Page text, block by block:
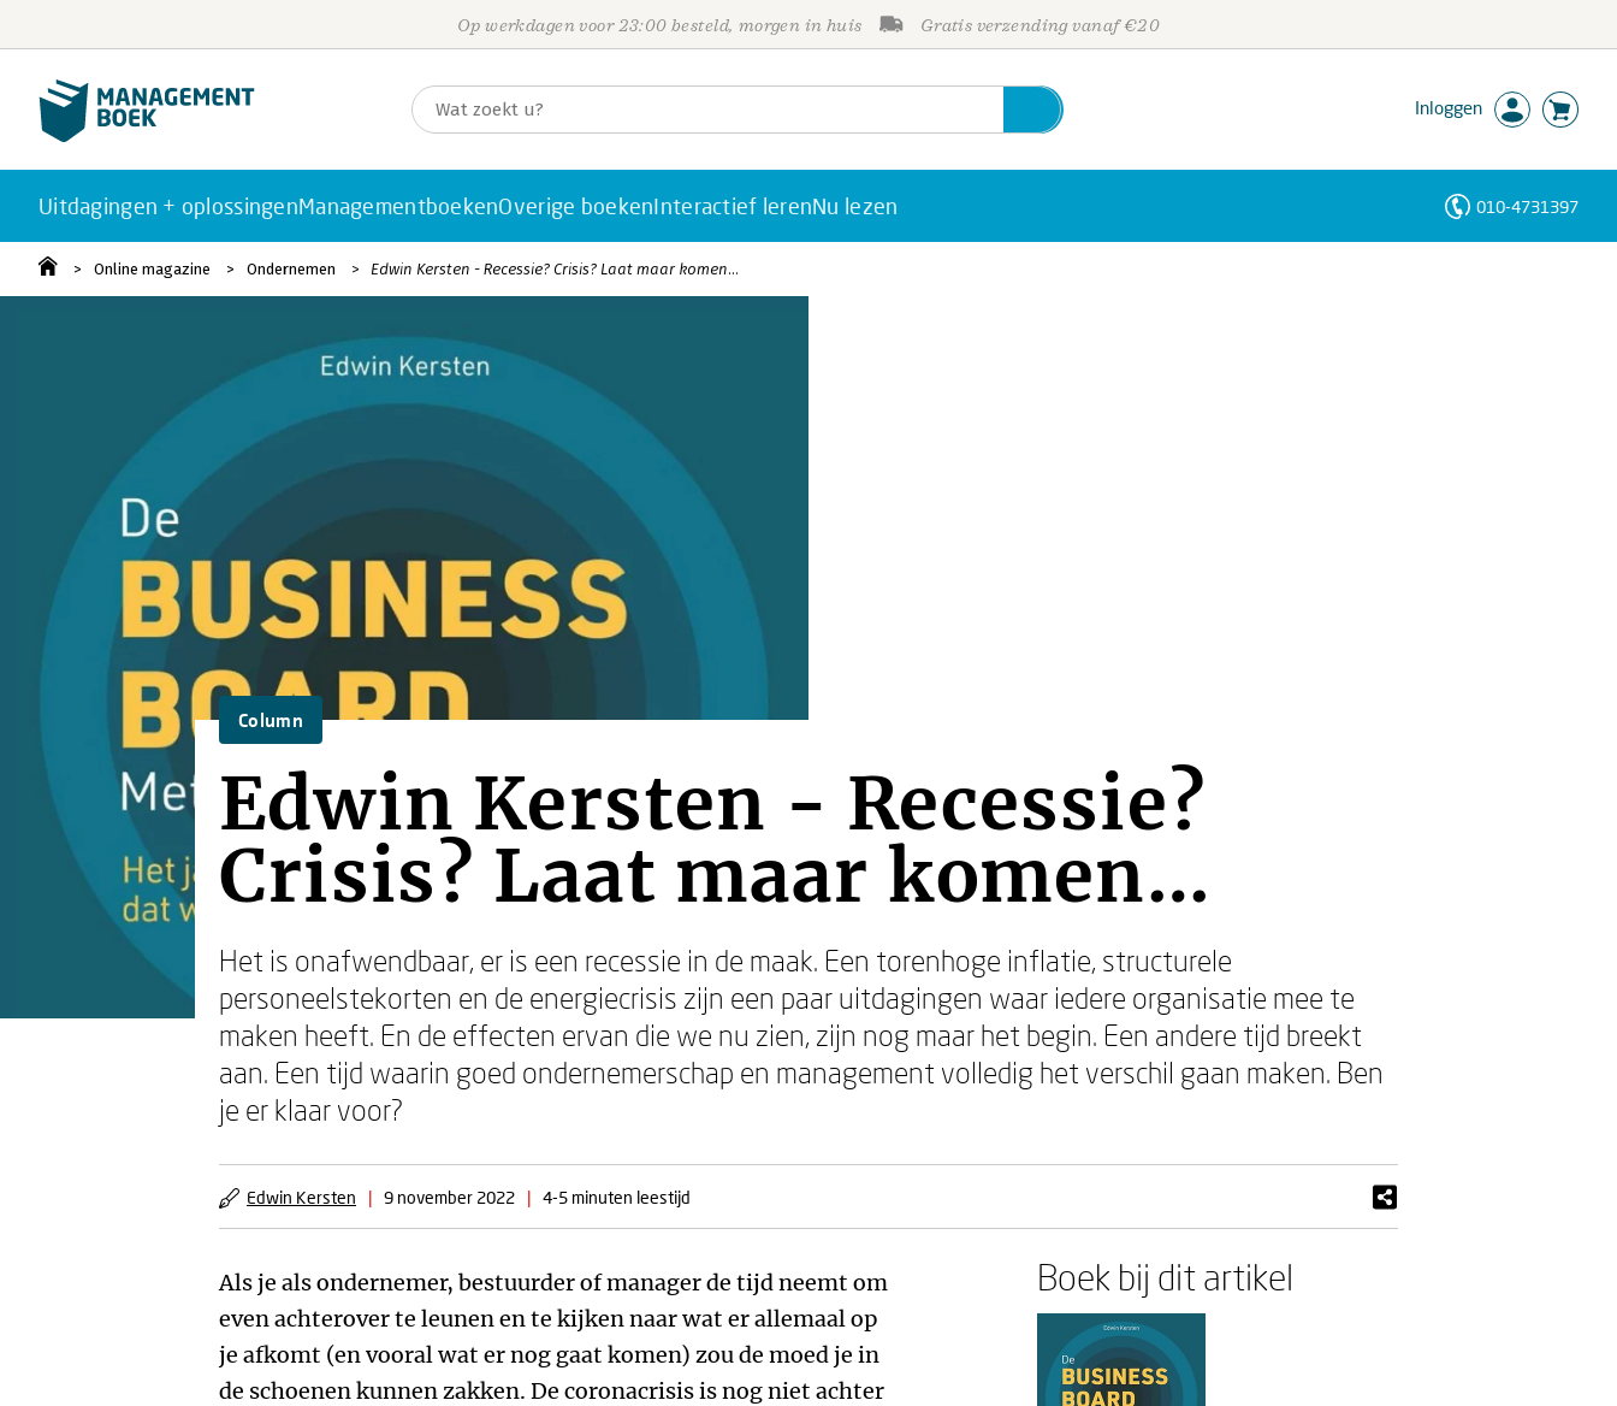
Op werkdagen voor 23:00 besteld, morgen in huis Gratis verzending vanaf €20
Inloggen
Uitdagingen + oplossingenManagementboekenOverige boekenInteractief lerenNu lezen 010-4731397
Online magazine Ondernemen Edwin Kersten - Recessie? Crisis? Laat maar komen…
Column
Edwin Kersten - Recessie?
Crisis? Laat maar komen…
Het is onafwendbaar, er is een recessie in de maak. Een torenhoge inflatie, structurele
personeelstekorten en de energiecrisis zijn een paar uitdagingen waar iedere organisatie mee te
maken heeft. En de effecten ervan die we nu zien, zijn nog maar het begin. Een andere tijd breekt
aan. Een tijd waarin goed ondernemerschap en management volledig het verschil gaan maken. Ben
je er klaar voor?
Edwin Kersten | 9 november 2022 | 4-5 minuten leestijd
Als je als ondernemer, bestuurder of manager de tijd neemt om
even achterover te leunen en te kijken naar wat er allemaal op
je afkomt (en vooral wat er nog gaat komen) zou de moed je in
de schoenen kunnen zakken. De coronacrisis is nog niet achter
Boek bij dit artikel
Personen